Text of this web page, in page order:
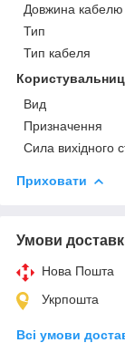
Довжина кабелю
Тип
Тип кабеля
Вид
Призначення
Сила вихідного
Приховати
Умови
Нова Пошта
Укрпошта
Всі умови